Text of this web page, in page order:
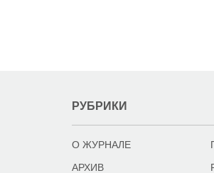
РУБРИКИ
О ЖУРНАЛЕ
АРХИВ